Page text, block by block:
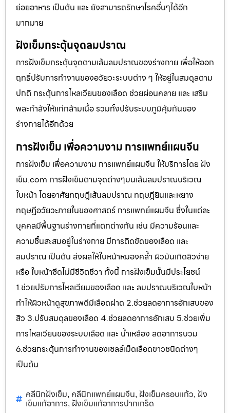
ย่อยอาหาร เป็นต้น และ ยังสามารถรักษาโรคอื่นๆได้อีก
มากมาย
ฝังเข็มกระตุ้นจุดลมปราณ
การฝังเข็มกระตุ้นจุดตามเส้นลมปราณของร่างกาย เพื่อให้ออก
ฤทธิ์ปรับการทำงานของอวัยวะระบบต่าง ๆ ให้อยู่ในสมดุลตาม
ปกติ กระตุ้นการไหลเวียนของเลือด ช่วยผ่อนคลาย และ เสริม
พละกำลังให้แก่กล้ามเนื้อ รวมทั้งปรับระบบภูมิคุ้มกันของ
ร่างกายได้อีกด้วย
การฝังเข็ม เพื่อความงาม การแพทย์แผนจีน
การฝังเข็ม เพื่อความงาม การแพทย์แผนจีน ให้บริการโดย ฝัง
เข็ม.com การฝังเข็มตามจุดต่างๆบนเส้นลมปราณบริเวณ
ใบหน้า โดยอาศัยทฤษฎีเส้นลมปราณ ทฤษฎียินและหยาง
ทฤษฎีอวัยวะภายในของศาสตร์ การแพทย์แผนจีน ซึ่งในแต่ละ
บุคคลมีพื้นฐานร่างกายที่แตกต่างกัน เช่น มีความร้อนและ
ความชื้นสะสมอยู่ในร่างกาย มีการติดขัดของเลือด และ
ลมปราณ เป็นต้น ส่งผลให้ใบหน้าหมองคล้ำ ผิวมันเกิดสิวง่าย
หรือ ใบหน้าซีดไม่มีชีวิตชีวา ทั้งนี้ การฝังเข็มนั้นมีประโยชน์
1.ช่วยปรับการไหลเวียนของเลือด และ ลมปราณบริเวณใบหน้า
ทำให้ผิวหน้าดูสุขภาพดีมีเลือดฝาด 2.ช่วยลดอาการอักเสบของ
สิว 3.ปรับสมดุลของเลือด 4.ช่วยลดอาการอักเสบ 5.ช่วยเพิ่ม
การไหลเวียนของระบบเลือด และ น้ำเหลือง ลดอาการบวม
6.ช่วยกระตุ้นการทำงานของเซลล์เม็ดเลือดขาวชนิดต่างๆ
เป็นต้น
คลีนิกฝังเข็ม, คลีนิกแพทย์แผนจีน, ฝังเข็มครอบแก้ว, ฝัง
เข็มแก้อาการ, ฝังเข็มแก้อาการปากเกร็ด